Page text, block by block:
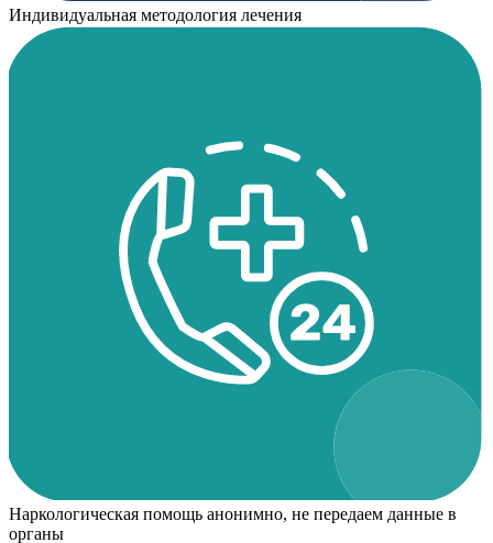
Индивидуальная методология лечения
Наркологическая помощь анонимно, не передаем данные в
органы